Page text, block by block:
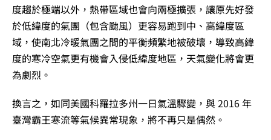
度趨於極端以外，熱帶區域也會向兩極擴張，讓原先好發
於低緯度的氣團（包含颱風）更容易跑到中、高緯度區
域，使南北冷暖氣團之間的平衡頻繁地被破壞，導致高緯
度的寒冷空氣更有機會入侵低緯度地區，天氣變化將會更
為劇烈。
換言之，如同美國科羅拉多州一日氣溫驟變，與 2016 年
臺灣霸王寒流等氣候異常現象，將不再只是偶然。